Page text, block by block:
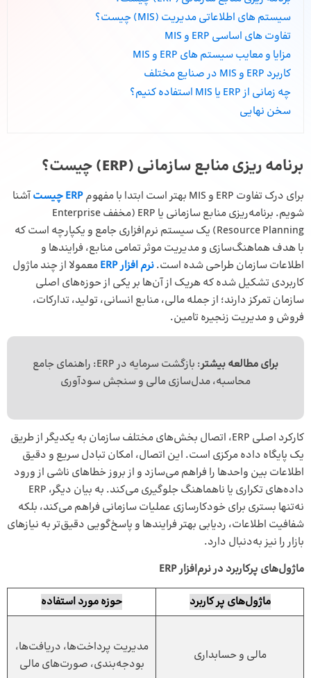
سیستم های اطلاعاتی مدیریت (MIS) چیست؟
تفاوت های اساسی ERP و MIS
مزایا و معایب سیستم های ERP و MIS
کاربرد ERP و MIS در صنایع مختلف
چه زمانی از ERP یا MIS استفاده کنیم؟
سخن نهایی
برنامه ریزی منابع سازمانی (ERP) چیست؟
برای درک تفاوت ERP و MIS بهتر است ابتدا با مفهوم ERP چیست
آشنا
شویم. برنامه‌ریزی منابع سازمانی یا ERP (مخفف Enterprise
Resource Planning) یک سیستم نرم‌افزاری جامع و یکپارچه است که
با هدف هماهنگ‌سازی و مدیریت موثر تمامی منابع، فرایندها و
اطلاعات سازمان طراحی شده است.نرم افزار ERP
معمولا از چند ماژول
کاربردی تشکیل شده که هریک از آن‌ها بر یکی از حوزه‌های اصلی
سازمان تمرکز دارند؛ از جمله مالی، منابع انسانی، تولید، تدارکات،
فروش و مدیریت زنجیره تامین.
برای مطالعه بیشتر: بازگشت سرمایه در ERP
: راهنمای جامع
محاسبه، مدل‌سازی مالی و سنجش سودآوری
کارکرد اصلی ERP، اتصال بخش‌های مختلف سازمان به یکدیگر از طریق
یک پایگاه داده مرکزی است. این اتصال، امکان تبادل سریع و دقیق
اطلاعات بین واحدها را فراهم می‌سازد و از بروز خطاهای ناشی از ورود
داده‌های تکراری یا ناهماهنگ جلوگیری می‌کند. به بیان دیگر، ERP
نه‌تنها بستری برای خودکارسازی عملیات سازمانی فراهم می‌کند، بلکه
شفافیت اطلاعات، ردیابی بهتر فرایندها و پاسخ‌گویی دقیق‌تر به نیازهای
بازار را نیز به‌دنبال دارد.
ماژول‌های پرکاربرد در نرم‌افزار ERP
ماژول‌های پر کاربرد حوزه مورد استفاده
مالی و حسابداری
مدیریت پرداخت‌ها، دریافت‌ها،
بودجه‌بندی، صورت‌های مالی